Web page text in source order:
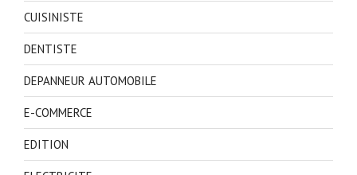
CUISINISTE
DENTISTE
DEPANNEUR AUTOMOBILE
E-COMMERCE
EDITION